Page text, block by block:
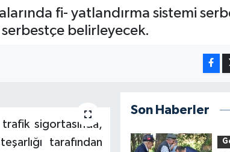
fi- yatlandırma sistemi
belirleyecek.
sigortasında,
tarafından
Son Haberler